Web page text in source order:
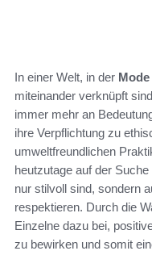
In einer Welt, in der Mode
miteinander verknüpft
immer mehr an
ihre Verpflichtung zu
umweltfreundlichen
heutzutage auf der Suche
nur stilvoll sind, sondern
respektieren. Durch die
Einzelne dazu bei,
zu bewirken und somit